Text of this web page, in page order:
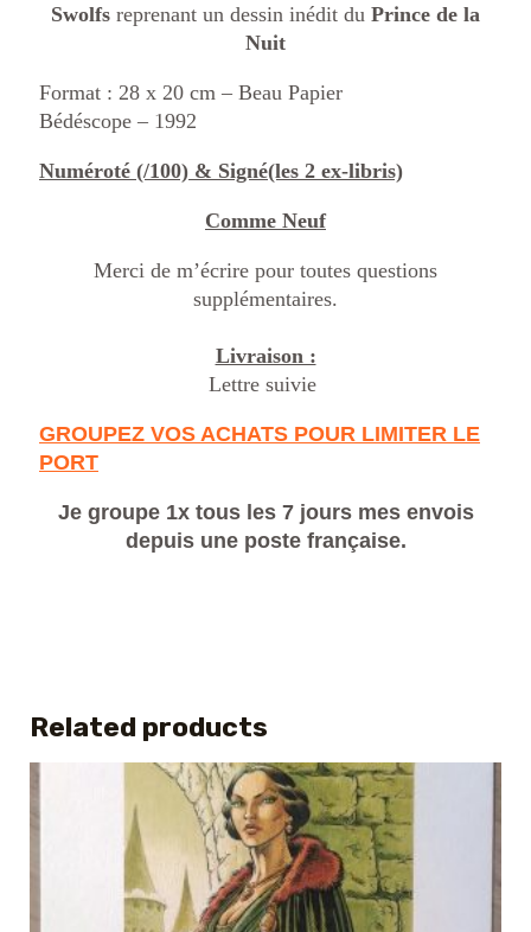
Swolfs reprenant un dessin inédit du Prince de la
Nuit
Format : 28 x 20 cm – Beau Papier
Bédéscope – 1992
Numéroté (/100) & Signé(les 2 ex-libris)
Comme Neuf
Merci de m’écrire pour toutes questions
supplémentaires.
Livraison :
Lettre suivie
GROUPEZ VOS ACHATS POUR LIMITER LE
PORT
Je groupe 1x tous les 7 jours mes envois
depuis une poste française.
Related products